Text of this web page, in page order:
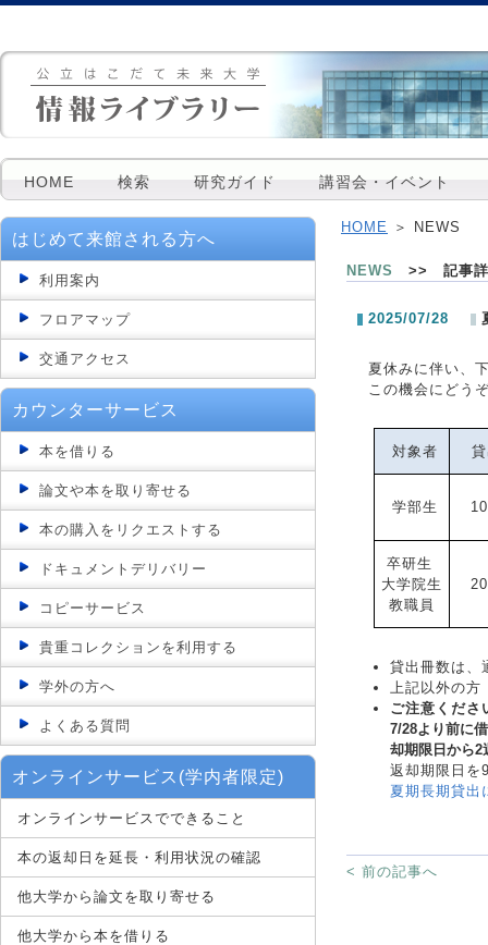
HOME 検索 研究ガイド 講習会・イベント
はじめて来館される方へ
利用案内
フロアマップ
交通アクセス
カウンターサービス
本を借りる
論文や本を取り寄せる
本の購入をリクエストする
ドキュメントデリバリー
コピーサービス
貴重コレクションを利用する
学外の方へ
よくある質問
オンラインサービス(学内者限定)
オンラインサービスでできること
本の返却日を延長・利用状況の確認
他大学から論文を取り寄せる
他大学から本を借りる
HOME ＞ NEWS
NEWS >> 記事
2025/07/28
夏休みに伴い、
この機会にどう
対象者
学部生
卒研生
大学院生
教職員
貸出冊数は、
上記以外の方
ご注意くださ
7/28より前に
却期限日から2
返却期限日を
夏期長期貸出
< 前の記事へ